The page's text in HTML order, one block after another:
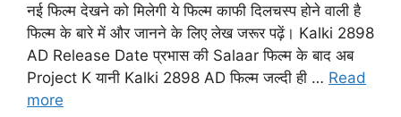
नई फिल्म देखने को मिलेगी ये फिल्म काफी दिलचस्प होने वाली है
फिल्म के बारे में और जानने के लिए लेख जरूर पढ़ें। Kalki 2898
AD Release Date प्रभास की Salaar फिल्म के बाद अब
Project K यानी Kalki 2898 AD फिल्म जल्दी ही … Read
more